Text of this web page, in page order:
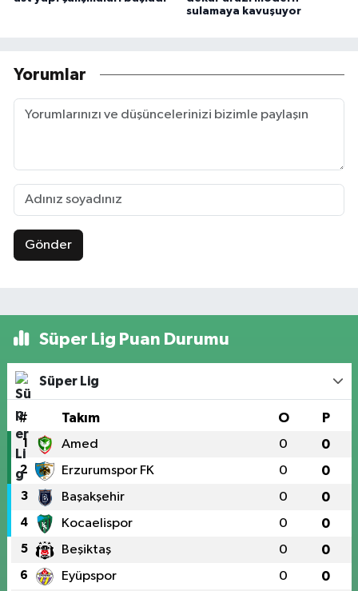
sulamaya kavuşuyor
Yorumlar
Gönder
Süper Lig Puan Durumu
Süper Lig
# Takım O P
1 Amed 0 0
2 Erzurumspor FK 0 0
3 Başakşehir 0 0
4 Kocaelispor 0 0
5 Beşiktaş 0 0
6 Eyüpspor 0 0